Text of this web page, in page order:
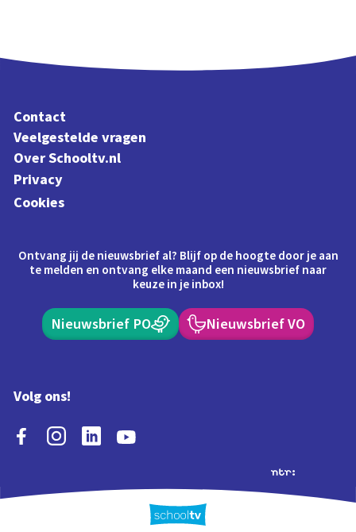
Contact
Veelgestelde vragen
Over Schooltv.nl
Privacy
Cookies
Ontvang jij de nieuwsbrief al? Blijf op de hoogte door je aan
te melden en ontvang elke maand een nieuwsbrief naar
keuze in je inbox!
Nieuwsbrief PO Nieuwsbrief VO
Volg ons!